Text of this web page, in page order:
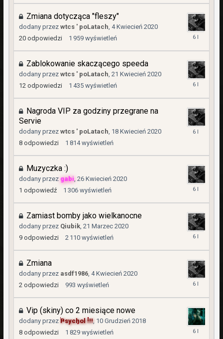
Zmiana dotycząca "fleszy"
dodany przez wtcs ' poLatach, 4 Kwiecień 2020
20 odpowiedzi 1 959 wyświetleń
26
Zablokowanie skaczącego speeda
dodany przez wtcs ' poLatach, 21 Kwiecień 2020
12 odpowiedzi 1 435 wyświetleń
26
Nagroda VIP za godziny przegrane na
Servie
dodany przez wtcs ' poLatach, 18 Kwiecień 2020
8 odpowiedzi 1 814 wyświetleń
26
Muzyczka :)
dodany przez gabi, 26 Kwiecień 2020
1 odpowiedź 1 306 wyświetleń
26
Zamiast bomby jako wielkanocne
dodany przez Qiubik, 21 Marzec 2020
9 odpowiedzi 2 110 wyświetleń
11
Zmiana
dodany przez asdf1986, 4 Kwiecień 2020
2 odpowiedzi 993 wyświetleń
Vip (skiny) co 2 miesiące nowe
dodany przez Psychol !!!, 10 Grudzień 2018
8 odpowiedzi 1 829 wyświetleń